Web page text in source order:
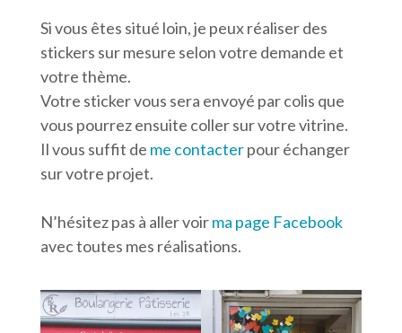
Si vous êtes situé loin, je peux réaliser des
stickers sur mesure selon votre demande et
votre thème.
Votre sticker vous sera envoyé par colis que
vous pourrez ensuite coller sur votre vitrine.
Il vous suffit de me contacterpour échanger
sur votre projet.
N’hésitez pas à aller voirma page Facebook
avec toutes mes réalisations.